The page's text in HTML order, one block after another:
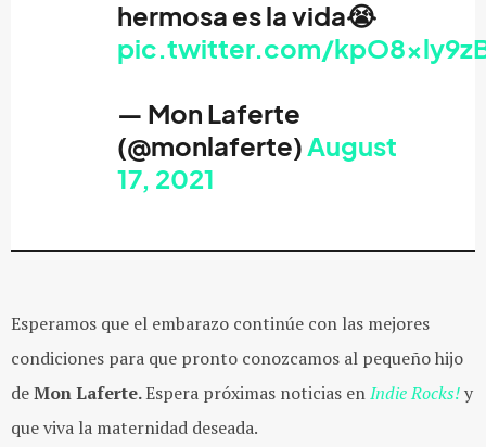
hermosa es la vida😭
pic.twitter.com/
— Mon Laferte
(@monlaferte)August
17, 2021
Esperamos que el embarazo continúe con las mejores
condiciones para que pronto conozcamos al pequeño hijo
deMon Laferte.Espera próximas noticias enIndie Rocks!y
que viva la maternidad deseada.